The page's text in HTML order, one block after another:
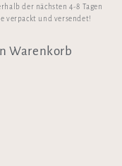
der nächsten 4-8 Tagen
verpackt und versendet!
Warenkorb